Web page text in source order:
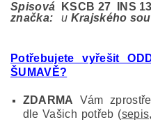
Spisová
značka:
KSCB 27 INS
u Krajského
Potřebujete vyřešit
ŠUMAVĚ?
ZDARMA Vám
dle Vašich potřeb (